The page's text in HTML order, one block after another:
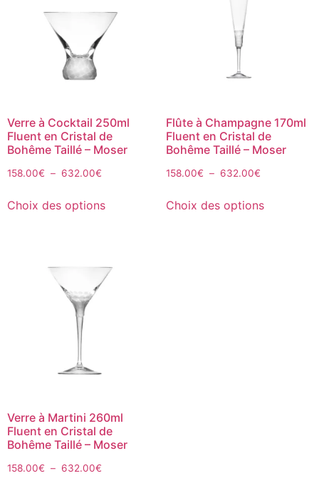
Verre à Cocktail 250ml
Fluent en Cristal de
Bohême Taillé – Moser
158.00€ – 632.00€
Choix des options
Flûte à Champagne 170ml
Fluent en Cristal de
Bohême Taillé – Moser
158.00€ – 632.00€
Choix des options
Verre à Martini 260ml
Fluent en Cristal de
Bohême Taillé – Moser
158.00€ – 632.00€